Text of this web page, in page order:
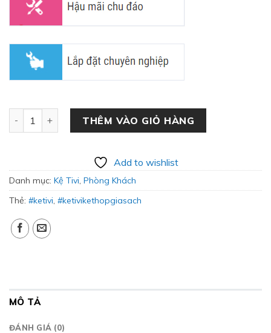
Kệ Tivi Kết Hợp Tủ Trang Trí Hiện Đại TV-07 số lượng
THÊM VÀO GIỎ HÀNG
Add to wishlist
Danh mục: Kệ Tivi, Phòng Khách
Thẻ: #ketivi, #ketivikethopgiasach
MÔ TẢ
ĐÁNH GIÁ (0)